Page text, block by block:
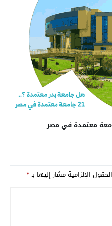
الحقول الإلزامية مشار إليها بـ*